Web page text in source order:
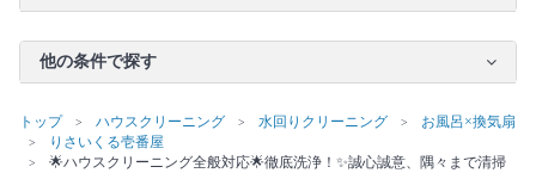
他の条件で探す
トップ ハウスクリーニング 水回りクリーニング
お風呂×換気扇
りさいくる壱番屋
🌟ハウスクリーニング全般対応🌟徹底洗浄！✨誠心誠意、隅々まで清掃